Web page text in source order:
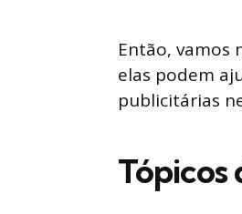
Então, vamos
elas podem
publicitárias
Tópicos